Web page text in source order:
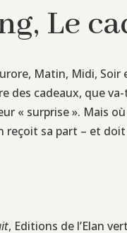
Le
Matin, Midi,
des cadeaux, que
« surprise ». Mais
sa part – et
, Editions de l’Elan